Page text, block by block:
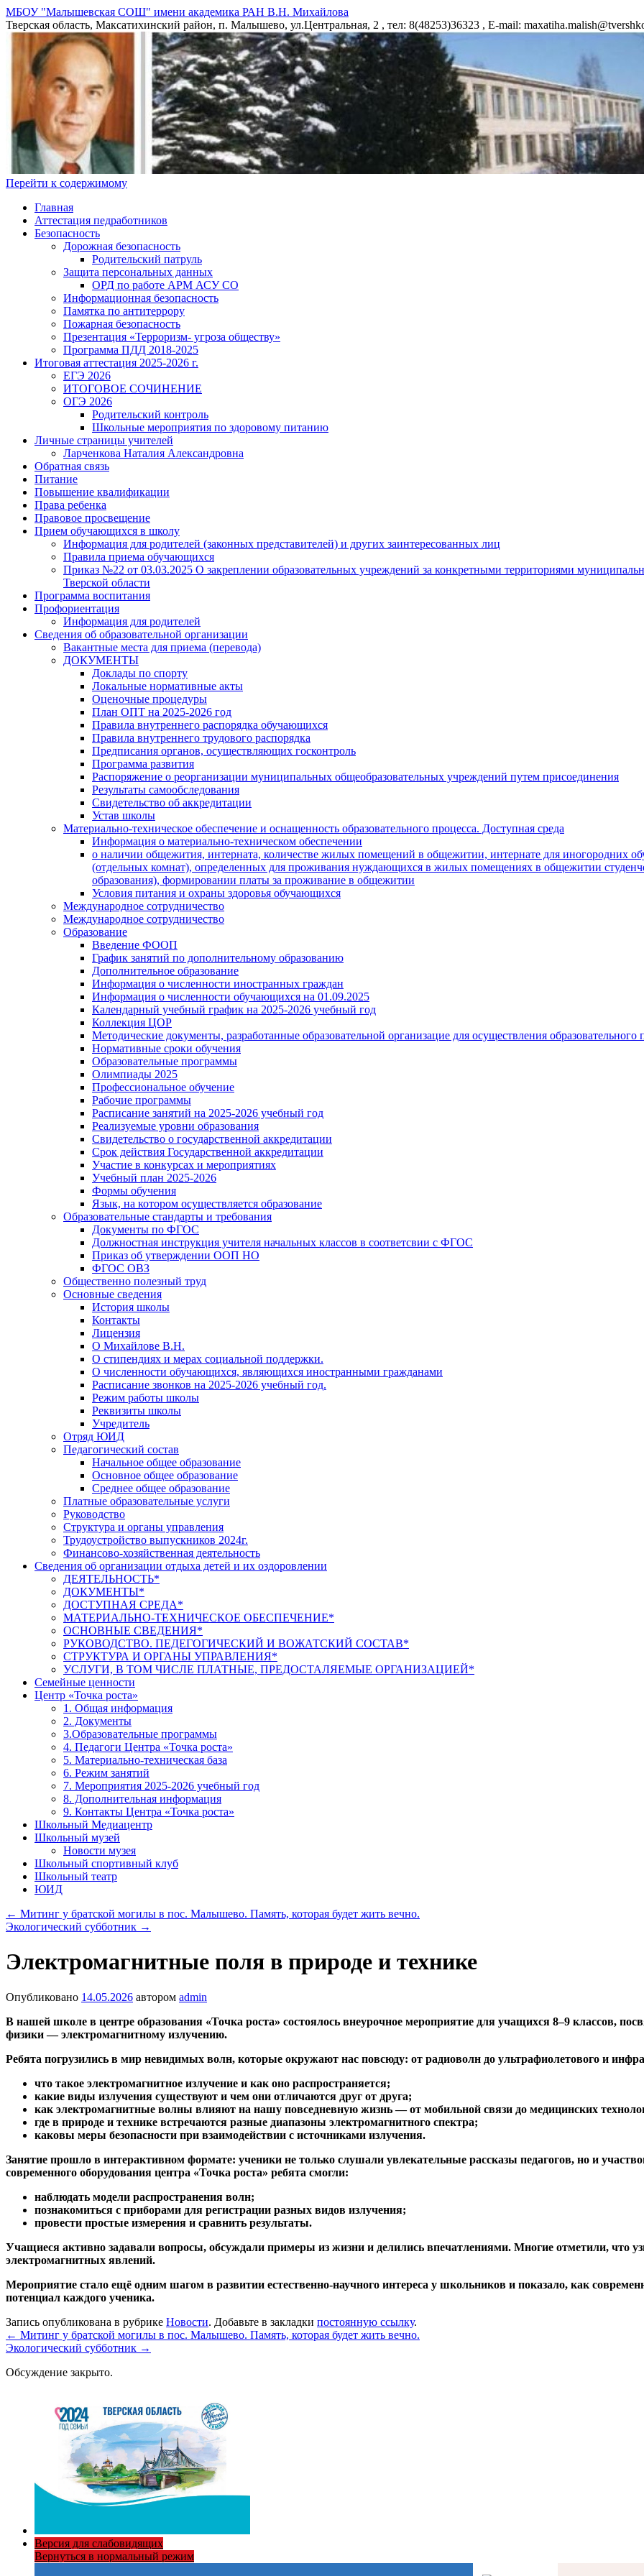
МБОУ "Малышевская СОШ" имени академика РАН В.Н. Михайлова
Тверская область, Максатихинский район, п. Малышево, ул.Центральная, 2 , тел: 8(48253)36323 , E-mail:
Перейти к содержимому
Главная
Аттестация педработников
Безопасность
Дорожная безопасность
Родительский патруль
Защита персональных данных
ОРД по работе АРМ АСУ СО
Информационная безопасность
Памятка по антитеррору
Пожарная безопасность
Презентация «Терроризм- угроза обществу»
Программа ПДД 2018-2025
Итоговая аттестация 2025-2026 г.
ЕГЭ 2026
ИТОГОВОЕ СОЧИНЕНИЕ
ОГЭ 2026
Родительский контроль
Школьные мероприятия по здоровому питанию
Личные страницы учителей
Ларченкова Наталия Александровна
Обратная связь
Питание
Повышение квалификации
Права ребенка
Правовое просвещение
Прием обучающихся в школу
Информация для родителей (законных представителей) и других заинтересованных лиц
Правила приема обучающихся
Приказ №22 от 03.03.2025 О закреплении образовательных учреждений за конкретными территориями
Тверской области
Программа воспитания
Профориентация
Информация для родителей
Сведения об образовательной организации
Вакантные места для приема (перевода)
ДОКУМЕНТЫ
Доклады по спорту
Локальные нормативные акты
Оценочные процедуры
План ОПТ на 2025-2026 год
Правила внутреннего распорядка обучающихся
Правила внутреннего трудового распорядка
Предписания органов, осуществляющих госконтроль
Программа развития
Распоряжение о реорганизации муниципальных общеобразовательных учреждений путем присоединения
Результаты самообследования
Свидетельство об аккредитации
Устав школы
Материально-техническое обеспечение и оснащенность образовательного процесса. Доступная среда
Информация о материально-техническом обеспечении
о наличии общежития, интерната, количестве жилых помещений в общежитии, интернате для иногородних
(отдельных комнат), определенных для проживания нуждающихся в жилых помещениях в общежитии
образования), формировании платы за проживание в общежитии
Условия питания и охраны здоровья обучающихся
Международное сотрудничество
Международное сотрудничество
Образование
Введение ФООП
График занятий по дополнительному образованию
Дополнительное образование
Информация о численности иностранных граждан
Информация о численности обучающихся на 01.09.2025
Календарный учебный график на 2025-2026 учебный год
Коллекция ЦОР
Методические документы, разработанные образовательной организацие для осуществления образовательного
Нормативные сроки обучения
Образовательные программы
Олимпиады 2025
Профессиональное обучение
Рабочие программы
Расписание занятий на 2025-2026 учебный год
Реализуемые уровни образования
Свидетельство о государственной аккредитации
Срок действия Государственной аккредитации
Участие в конкурсах и мероприятиях
Учебный план 2025-2026
Формы обучения
Язык, на котором осуществляется образование
Образовательные стандарты и требования
Документы по ФГОС
Должностная инструкция учителя начальных классов в соответсвии с ФГОС
Приказ об утверждении ООП НО
ФГОС ОВЗ
Общественно полезный труд
Основные сведения
История школы
Контакты
Лицензия
О Михайлове В.Н.
О стипендиях и мерах социальной поддержки.
О численности обучающихся, являющихся иностранными гражданами
Расписание звонков на 2025-2026 учебный год.
Режим работы школы
Реквизиты школы
Учредитель
Отряд ЮИД
Педагогический состав
Начальное общее образование
Основное общее образование
Среднее общее образование
Платные образовательные услуги
Руководство
Структура и органы управления
Трудоустройство выпускников 2024г.
Финансово-хозяйственная деятельность
Сведения об организации отдыха детей и их оздоровлении
ДЕЯТЕЛЬНОСТЬ*
ДОКУМЕНТЫ*
ДОСТУПНАЯ СРЕДА*
МАТЕРИАЛЬНО-ТЕХНИЧЕСКОЕ ОБЕСПЕЧЕНИЕ*
ОСНОВНЫЕ СВЕДЕНИЯ*
РУКОВОДСТВО. ПЕДЕГОГИЧЕСКИЙ И ВОЖАТСКИЙ СОСТАВ*
СТРУКТУРА И ОРГАНЫ УПРАВЛЕНИЯ*
УСЛУГИ, В ТОМ ЧИСЛЕ ПЛАТНЫЕ, ПРЕДОСТАЛЯЕМЫЕ ОРГАНИЗАЦИЕЙ*
Семейные ценности
Центр «Точка роста»
1. Общая информация
2. Документы
3.Образовательные программы
4. Педагоги Центра «Точка роста»
5. Материально-техническая база
6. Режим занятий
7. Мероприятия 2025-2026 учебный год
8. Дополнительная информация
9. Контакты Центра «Точка роста»
Школьный Медиацентр
Школьный музей
Новости музея
Школьный спортивный клуб
Школьный театр
ЮИД
← Митинг у братской могилы в пос. Малышево. Память, которая будет жить вечно.
Экологический субботник →
Электромагнитные поля в природе и технике
Опубликовано 14.05.2026 автором admin
В нашей школе в центре образования «Точка роста» состоялось внеурочное мероприятие для учащихся 8–9 классов,
физики — электромагнитному излучению.
Ребята погрузились в мир невидимых волн, которые окружают нас повсюду: от радиоволн до ультрафиолетового и
что такое электромагнитное излучение и как оно распространяется;
какие виды излучения существуют и чем они отличаются друг от друга;
как электромагнитные волны влияют на нашу повседневную жизнь — от мобильной связи до медицинских
где в природе и технике встречаются разные диапазоны электромагнитного спектра;
каковы меры безопасности при взаимодействии с источниками излучения.
Занятие прошло в интерактивном формате: ученики не только слушали увлекательные рассказы педагогов, но и
современного оборудования центра «Точка роста» ребята смогли:
наблюдать модели распространения волн;
познакомиться с приборами для регистрации разных видов излучения;
провести простые измерения и сравнить результаты.
Учащиеся активно задавали вопросы, обсуждали примеры из жизни и делились впечатлениями. Многие отметили, что
электромагнитных явлений.
Мероприятие стало ещё одним шагом в развитии естественно‑научного интереса у школьников и показало, как
потенциал каждого ученика.
Запись опубликована в рубрике Новости. Добавьте в закладки постоянную ссылку.
← Митинг у братской могилы в пос. Малышево. Память, которая будет жить вечно.
Экологический субботник →
Обсуждение закрыто.
Версия для слабовидящих
Вернуться в нормальный режим